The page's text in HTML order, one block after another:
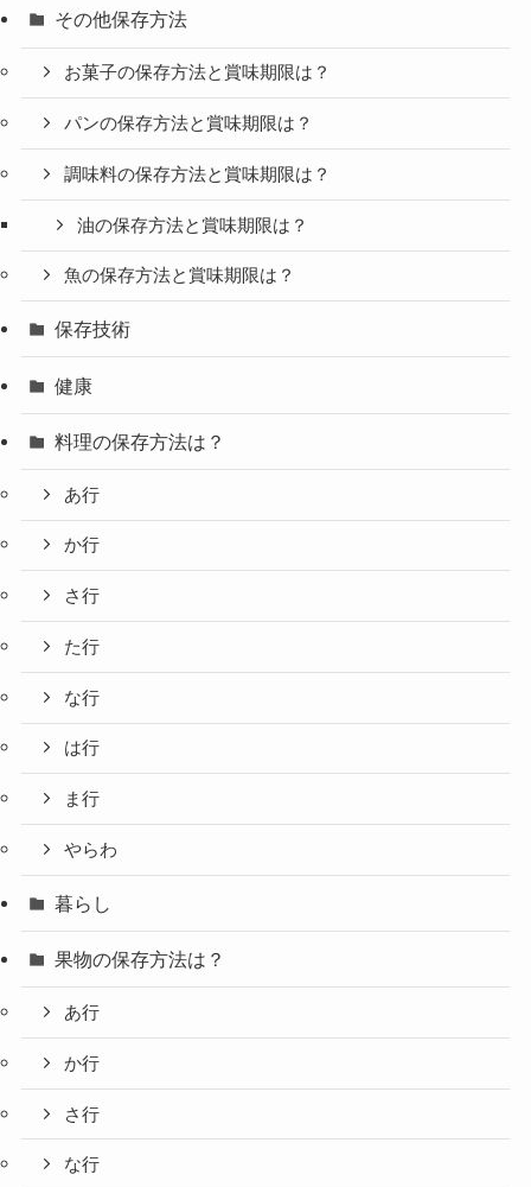
その他保存方法
お菓子の保存方法と賞味期限は？
パンの保存方法と賞味期限は？
調味料の保存方法と賞味期限は？
油の保存方法と賞味期限は？
魚の保存方法と賞味期限は？
保存技術
健康
料理の保存方法は？
あ行
か行
さ行
た行
な行
は行
ま行
やらわ
暮らし
果物の保存方法は？
あ行
か行
さ行
な行